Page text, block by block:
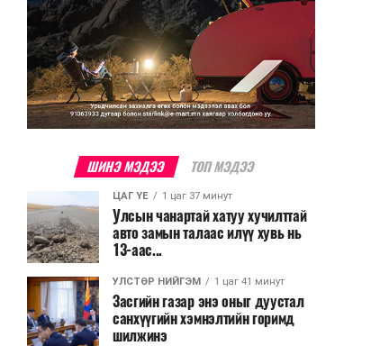
ШИНЭ МЭДЭЭ ТОП МЭДЭЭ
ЦАГ ҮЕ 1 цаг 37 минут
Улсын чанартай хатуу хучилттай
авто замын талаас илүү хувь нь
13-аас...
УЛСТӨР НИЙГЭМ 1 цаг 41 минут
Засгийн газар энэ оныг дуустал
санхүүгийн хэмнэлтийн горимд
шилжинэ